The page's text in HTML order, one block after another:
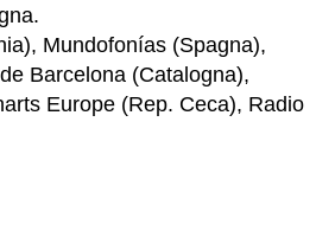
Mundofonías (Spagna),
Barcelona (Catalogna),
Europe (Rep. Ceca), Radio